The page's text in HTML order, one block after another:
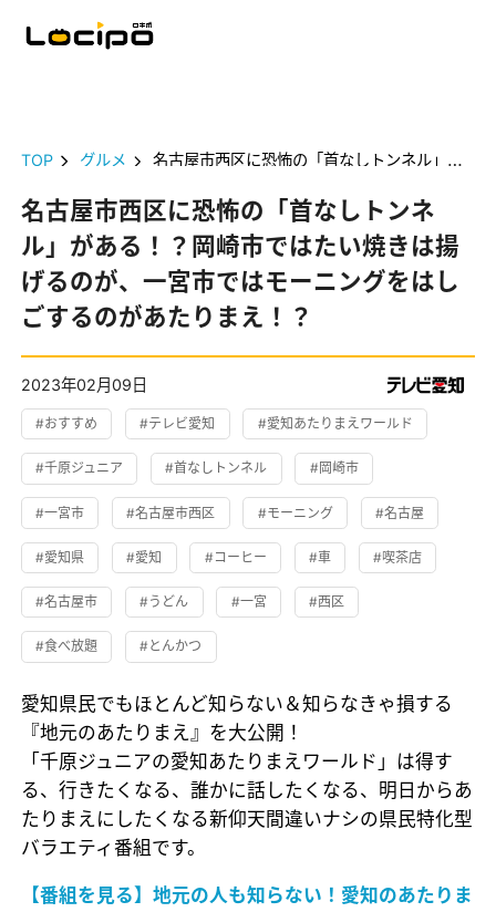
TOP グルメ 名古屋市西区に恐怖の「首なしトンネル」がある！？岡崎市ではたい焼きは揚げるのが、一宮市ではモーニングをはしごするのがあたりまえ！？
名古屋市西区に恐怖の「首なしトンネ
ル」がある！？岡崎市ではたい焼きは揚
げるのが、一宮市ではモーニングをはし
ごするのがあたりまえ！？
2023年02月09日
#おすすめ #テレビ愛知 #愛知あたりまえワールド
#千原ジュニア #首なしトンネル #岡崎市
#一宮市 #名古屋市西区 #モーニング #名古屋
#愛知県 #愛知 #コーヒー #車 #喫茶店
#名古屋市 #うどん #一宮 #西区
#食べ放題 #とんかつ
愛知県民でもほとんど知らない＆知らなきゃ損する
『地元のあたりまえ』を大公開！
「千原ジュニアの愛知あたりまえワールド」は得す
る、行きたくなる、誰かに話したくなる、明日からあ
たりまえにしたくなる新仰天間違いナシの県民特化型
バラエティ番組です。
【番組を見る】地元の人も知らない！愛知のあたりま